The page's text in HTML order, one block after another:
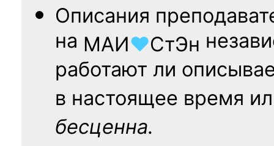
Описания
на МАИ♥СтЭн
работают ли
в настоящее время
бесценна.